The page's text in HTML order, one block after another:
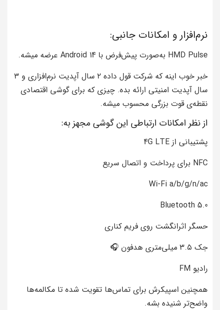
نرم‌افزار و امکانات جانبی:
HMD Pulse به‌صورت پیش‌فرض با Android 14 عرضه میشه.
خبر خوب اینه که شرکت قول داده ۲ سال آپدیت نرم‌افزاری و ۳
سال آپدیت امنیتی ارائه بده. چیزی که برای گوشی اقتصادی
نقطه‌ی قوت بزرگی محسوب میشه.
از نظر امکانات ارتباطی این گوشی مجهز به:
پشتیبانی از 4G LTE
NFC برای پرداخت و اتصال سریع
Wi-Fi a/b/g/n/ac
Bluetooth 5.0
حسگر اثرانگشت روی فریم کناری
جک ۳.۵ میلی‌متری هدفون 🎧
رادیو FM
همچنین اسپیکرش برای تماس‌ها تقویت شده تا مکالمه‌ها
واضح‌تر شنیده بشه.